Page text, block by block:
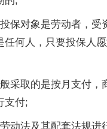
保对象是劳动者，受
任何人，只要投保人
采取的是按月支付，
支付;
动法及其配套法规进